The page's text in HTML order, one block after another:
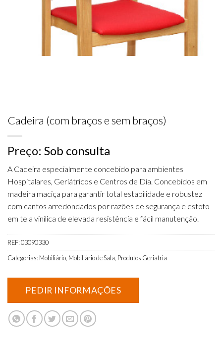
Cadeira (com braços e sem braços)
Preço: Sob consulta
A Cadeira especialmente concebido para ambientes
Hospitalares, Geriátricos e Centros de Dia. Concebidos em
madeira maciça para garantir total estabilidade e robustez
com cantos arredondados por razões de segurança e estofo
em tela vinílica de elevada resistência e fácil manutenção.
REF:03090330
Categorias: Mobiliário, Mobiliário de Sala, Produtos Geriatria